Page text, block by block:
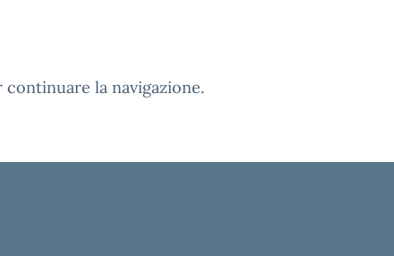
la navigazione.